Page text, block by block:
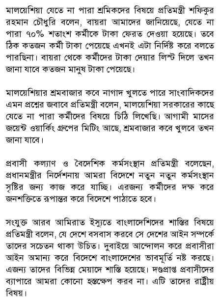
মালয়েশিয়া যেতে না পারা শ্রমিকদের বিষয়ে প্রতিমন্ত্রী শফিকুর
রহমান চৌধুরি বলেন, বায়রা আমাদের জানিয়েছে, যেতে না
পারা ৭০% শতাংশ কর্মীকে টাকা ফেরত দেওয়া হয়েছে। তবে
ঠিক কতজন কর্মী টাকা পেয়েছে এখনই এটা নির্দিষ্ট করে বলতে
পারছিনা। বায়রা থেকে কর্মীদের টাকা দেয়ার লিস্ট দিলে তখন
জানা যাবে কতজন মানুষ টাকা পেয়েছে।
মালয়েশিয়ার শ্রমবাজার কবে নাগাদ খুলতে পারে সাংবাদিকদের
এমন প্রশ্নের জবাবে প্রতিমন্ত্রী বলেন, মালয়েশিয়া সরকারের কাছে
যেতে না পারা কর্মীদের বিষয়ে চিঠি লিখেছি। আগামী মাসের
জয়েন্ট ওয়ার্কিং গ্রুপের মিটিং আছে, শ্রমবাজার কবে খুলবে তখন
জানা যাবে।
প্রবাসী কল্যাণ ও বৈদেশিক কর্মসংস্থান প্রতিমন্ত্রী বলেছেন,
প্রধানমন্ত্রীর নির্দেশনায় আমরা বিদেশে নতুন নতুন কর্মসংস্থান
সৃষ্টির জন্য কাজ করে যাচ্ছি। এরজন্য কর্মীদের দক্ষ করে
জনশক্তিতে রূপান্তর করে বিদেশে পাঠাতে হবে।
সংযুক্ত আরব আমিরাত ইস্যুতে বাংলাদেশিদের শাস্তির বিষয়ে
প্রতিমন্ত্রী বলেন, যে দেশে বসবাস করবে সে দেশের আইন সম্পর্কে
তাদের সচেতন থাকা উচিত। দুবাইয়ে আন্দোলন করে প্রবাসীরা
আইন অমান্য করে বিদেশে বাংলাদেশের ভাবমূর্তি নষ্ট করছে।
এজন্য তাদের বিভিন্ন মেয়াদে শাস্তি হয়েছে। দণ্ডপ্রাপ্ত প্রবাসীদের
ব্যাপারে আমরা কোনো হস্তক্ষেপ করব না। এটি তাদের রাষ্ট্রীয়
বিষয়।